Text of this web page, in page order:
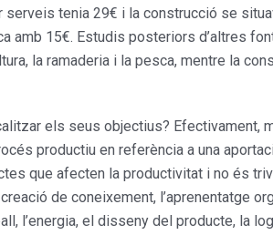
tenia 29€ i la construcció se
amb 15€. Estudis posteriors d’altres
la ramaderia i la pesca, mentre la
els seus objectius? Efectivament,
productiu en referència a una
que afecten la productivitat i no és
de coneixement, l’aprenentatge
l’energia, el disseny del producte, la